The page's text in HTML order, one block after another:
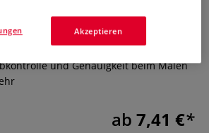
mit elastischen, formstabilen
einem anatomisch geformten Stiel für
Malen. Ideal für eine
und Genauigkeit beim Malen
ab 7,41 €
Akzeptieren